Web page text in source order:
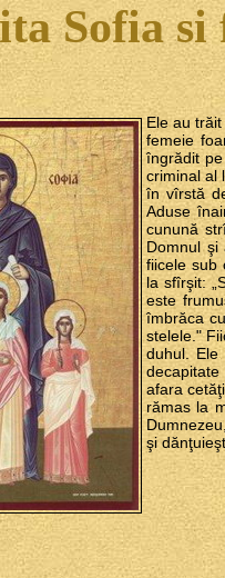
Sofia si
Ele au
femeie
îngrădit
criminal al
în vîrstă
Aduse
cunună
Domnul şi
fiicele sub
la sfîrşit:
este
îmbrăca
stelele."
duhul.
afara
rămas la
şi